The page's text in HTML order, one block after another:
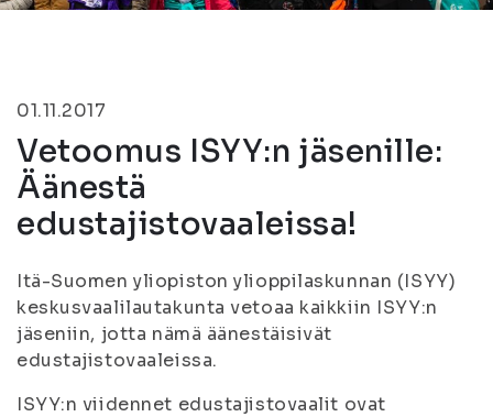
01.11.2017
Vetoomus ISYY:n jäsenille:
Äänestä
edustajistovaaleissa!
Itä-Suomen yliopiston ylioppilaskunnan (ISYY)
keskusvaalilautakunta vetoaa kaikkiin ISYY:n
jäseniin, jotta nämä äänestäisivät
edustajistovaaleissa.
ISYY:n viidennet edustajistovaalit ovat